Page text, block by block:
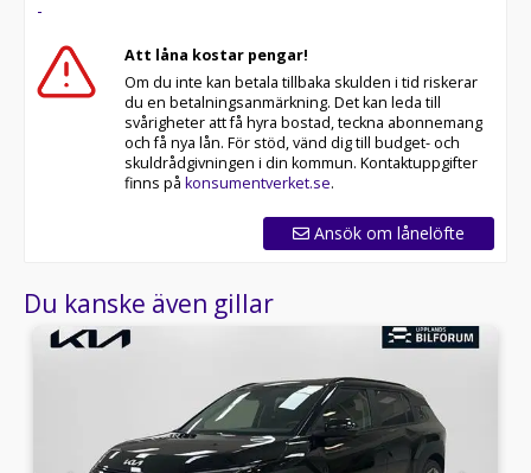
-
Att låna kostar pengar!
Om du inte kan betala tillbaka skulden i tid riskerar
du en betalningsanmärkning. Det kan leda till
svårigheter att få hyra bostad, teckna abonnemang
och få nya lån. För stöd, vänd dig till budget- och
skuldrådgivningen i din kommun. Kontaktuppgifter
finns på konsumentverket.se.
Ansök om lånelöfte
Du kanske även gillar